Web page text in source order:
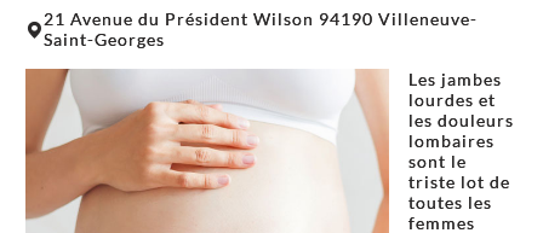
+
−
21 Avenue du Président Wilson 94190 Villeneuve-
Saint-Georges
Les jambes
lourdes et
les douleurs
lombaires
sont le
triste lot de
toutes les
femmes